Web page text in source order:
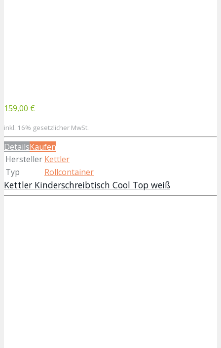
159,00 €
inkl. 16% gesetzlicher MwSt.
DetailsKaufen
Hersteller Kettler
Typ
Rollcontainer
Kettler Kinderschreibtisch Cool Top weiß